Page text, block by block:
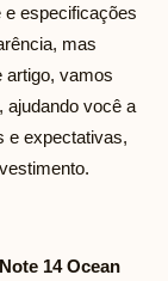
e especificações
mas
artigo, vamos
ajudando você a
e expectativas,
14 Ocean